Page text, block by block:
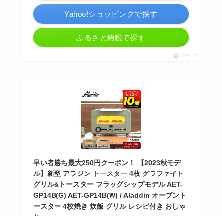
Yahoo!ショッピングで探す
ふるさと納税で探す
ポチップ
早い者勝ち最大250円クーポン！ 【2023秋モデ
ル】新型 アラジン トースター 4枚 グラファイト
グリル&トースター フラッグシップモデル AET-
GP14B(G) AET-GP14B(W) / Aladdin オーブント
ースター 4枚焼き 炊飯 グリル レシピ付き おしゃ